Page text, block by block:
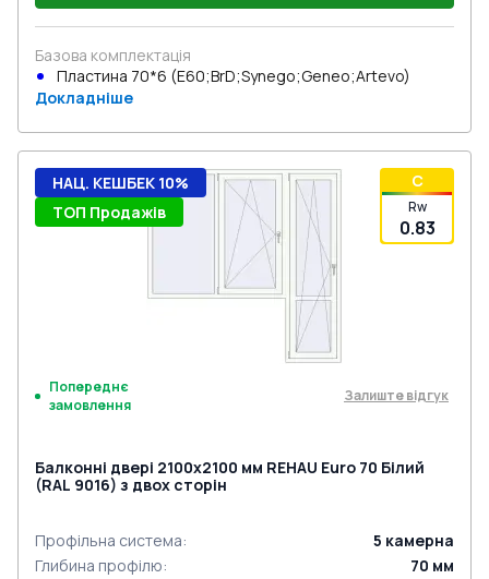
Базова комплектація
Пластина 70*6 (E60;BrD;Synego;Geneo;Artevo)
Докладніше
C
Rw
0.83
НАЦ. КЕШБЕК 10%
ТОП Продажів
Попереднє
замовлення
Залиште відгук
Балконні двері 2100x2100 мм REHAU Euro 70 Білий
(RAL 9016) з двох сторін
Профільна система: 5 камерна
Глибина профілю: 70 мм